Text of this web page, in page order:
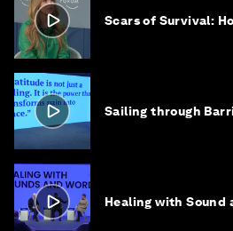
Scars of Survival:
Sailing through
Healing with Sound